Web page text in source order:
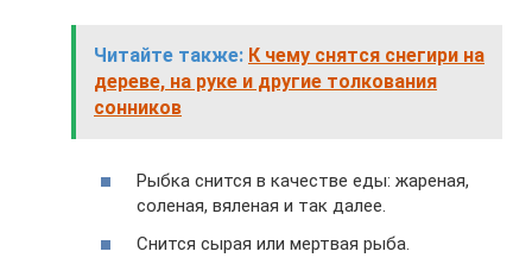
Читайте также: К чему снятся снегири на
дереве, на руке и другие толкования
сонников
Рыбка снится в качестве еды: жареная,
соленая, вяленая и так далее.
Снится сырая или мертвая рыба.